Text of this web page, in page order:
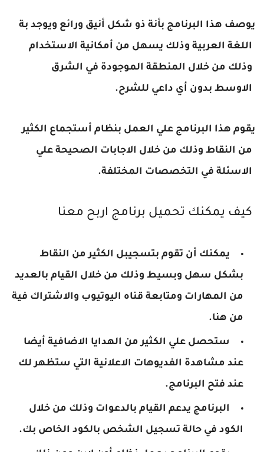
يوصف هذا البرنامج بأنة ذو شكل أنيق ورائع ويوجد بة
اللغة العربية وذلك يسهل من أمكانية الاستخدام
وذلك من خلال المنطقة الموجودة في الشرق
الاوسط بدون أي داعي للشرح.
يقوم هذا البرنامج علي العمل بنظام أستجماع الكثير
من النقاط وذلك من خلال الاجابات الصحيحة علي
الاسئلة في التخصصات المختلفة.
كيف يمكنك تحميل برنامج اربح معنا
يمكنك أن تقوم بتسجيبل الكثير من النقاط
بشكل سهل وبسيط وذلك من خلال القيام بالعديد
من المهارات ومتابعة قناه اليوتيوب والاشتراك فية
من هنا.
ستحصل علي الكثير من الهدايا الاضافية أيضا
عند مشاهدة الفديوهات الاعلانية التي ستظهر لك
عند فتح البرنامج.
البرنامج يدعم القيام بالدعوات وذلك من خلال
الكود في حالة تسجيل الشخص بالكود الخاص بك.